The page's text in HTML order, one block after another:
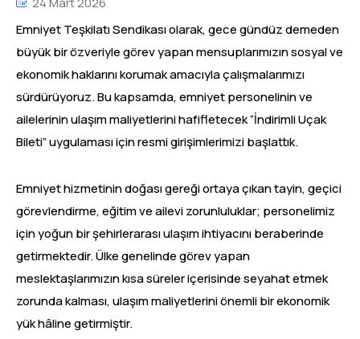
Emniyet Teşkilatı Sendikası olarak, gece gündüz demeden
büyük bir özveriyle görev yapan mensuplarımızın sosyal ve
ekonomik haklarını korumak amacıyla çalışmalarımızı
sürdürüyoruz. Bu kapsamda, emniyet personelinin ve
ailelerinin ulaşım maliyetlerini hafifletecek “İndirimli Uçak
Bileti” uygulaması için resmi girişimlerimizi başlattık.
Emniyet hizmetinin doğası gereği ortaya çıkan tayin, geçici
görevlendirme, eğitim ve ailevi zorunluluklar; personelimiz
için yoğun bir şehirlerarası ulaşım ihtiyacını beraberinde
getirmektedir. Ülke genelinde görev yapan
meslektaşlarımızın kısa süreler içerisinde seyahat etmek
zorunda kalması, ulaşım maliyetlerini önemli bir ekonomik
yük hâline getirmiştir.